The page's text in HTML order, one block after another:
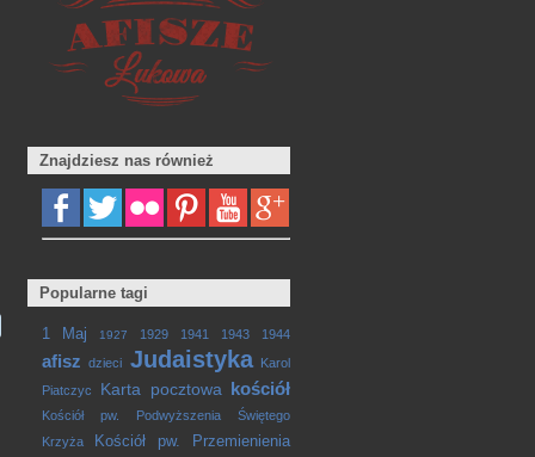
Znajdziesz nas również
Popularne tagi
1 Maj 1927 1929 1941 1943 1944
afisz dzieci Judaistyka
Karol
Piatczyc
Karta pocztowa kościół
Kościół pw. Podwyższenia Świętego
Krzyża
Kościół pw. Przemienienia